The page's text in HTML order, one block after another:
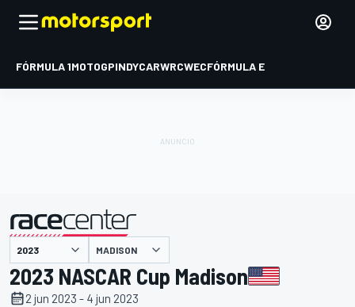
FÓRMULA 1MOTOGPINDYCARWRCWECFÓRMULA E
presentado por MADISON
2023 NASCAR Cup Madison
2 jun 2023 - 4 jun 2023